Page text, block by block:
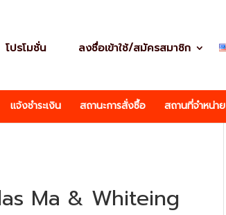
โปรโมชั่น ลงชื่อเข้าใช้/สมัครสมาชิก
แจ้งชำระเงิน สถานะการสั่งซื้อ สถานที่จำหน่าย
Ma & Whiteing